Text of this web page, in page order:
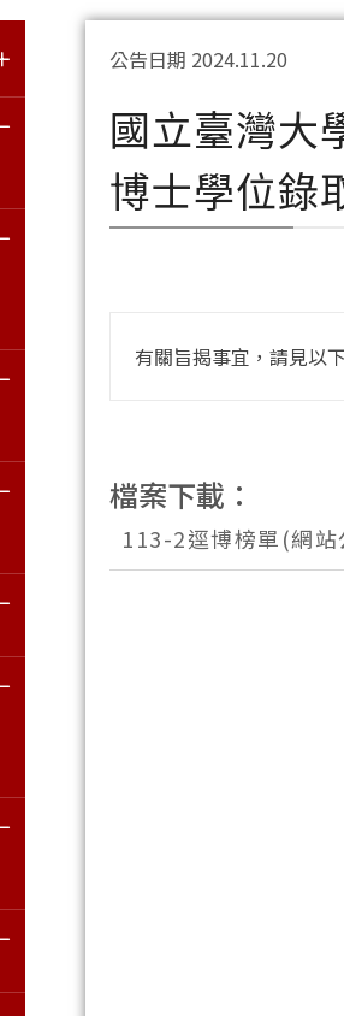
公告日期 2024.11.20
國立臺灣大
博士學位錄
有關旨揭事宜，請見以
檔案下載：
113-2逕博榜單(網